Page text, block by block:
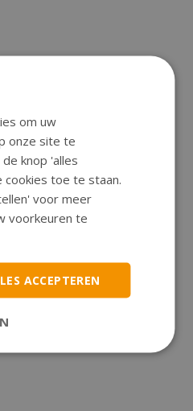
om uw
onze site te
knop 'alles
cookies toe te staan.
voor meer
voorkeuren te
ACCEPTEREN